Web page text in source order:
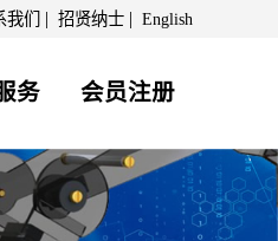
我们 | 招贤纳士 | English
务 会员注册